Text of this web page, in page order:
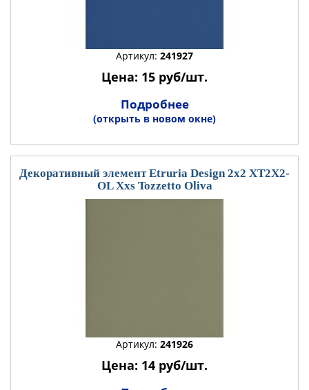
Артикул: 241927
Цена: 15 руб/шт.
Подробнее
(открыть в новом окне)
Декоративный элемент Etruria Design 2x2 XT2X2-
OL Xxs Tozzetto Oliva
Артикул: 241926
Цена: 14 руб/шт.